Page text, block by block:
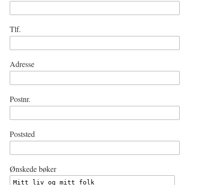
Tlf.
Adresse
Postnr.
Poststed
Ønskede bøker